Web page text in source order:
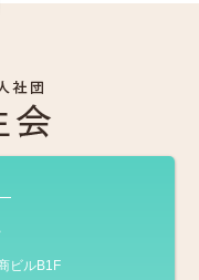
ビルB1F